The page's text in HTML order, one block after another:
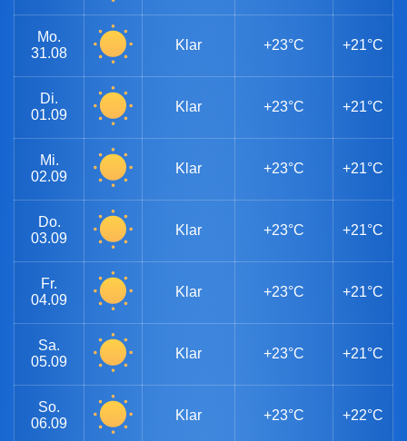
Mo.
31.08
Klar +23°C +21°C
Di.
01.09
Klar +23°C +21°C
Mi.
02.09
Klar +23°C +21°C
Do.
03.09
Klar +23°C +21°C
Fr.
04.09
Klar +23°C +21°C
Sa.
05.09
Klar +23°C +21°C
So.
06.09
Klar +23°C +22°C